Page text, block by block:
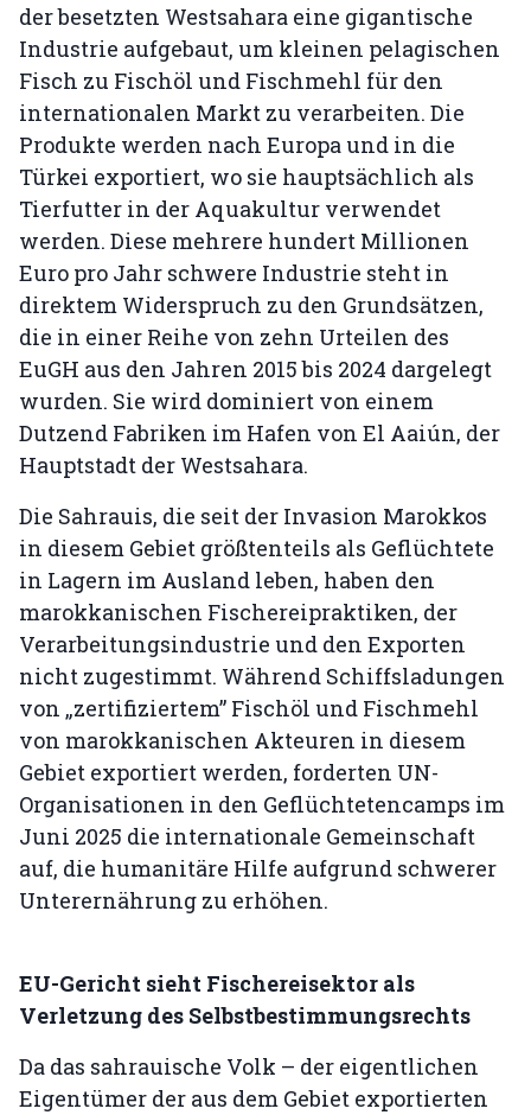
der besetzten Westsahara eine gigantische
Industrie aufgebaut, um kleinen pelagischen
Fisch zu Fischöl und Fischmehl für den
internationalen Markt zu verarbeiten. Die
Produkte werden nach Europa und in die
Türkei exportiert, wo sie hauptsächlich als
Tierfutter in der Aquakultur verwendet
werden. Diese mehrere hundert Millionen
Euro pro Jahr schwere Industrie steht in
direktem Widerspruch zu den Grundsätzen,
die in einer Reihe von zehn Urteilen des
EuGH aus den Jahren 2015 bis 2024 dargelegt
wurden. Sie wird dominiert von einem
Dutzend Fabriken im Hafen von El Aaiún, der
Hauptstadt der Westsahara.
Die Sahrauis, die seit der Invasion Marokkos
in diesem Gebiet größtenteils als Geflüchtete
in Lagern im Ausland leben, haben den
marokkanischen Fischereipraktiken, der
Verarbeitungsindustrie und den Exporten
nicht zugestimmt. Während Schiffsladungen
von „zertifiziertem” Fischöl und Fischmehl
von marokkanischen Akteuren in diesem
Gebiet exportiert werden, forderten UN-
Organisationen in den Geflüchtetencamps im
Juni 2025 die internationale Gemeinschaft
auf, die humanitäre Hilfe aufgrund schwerer
Unterernährung zu erhöhen.
EU-Gericht sieht Fischereisektor als
Verletzung des Selbstbestimmungsrechts
Da das sahrauische Volk – der eigentlichen
Eigentümer der aus dem Gebiet exportierten